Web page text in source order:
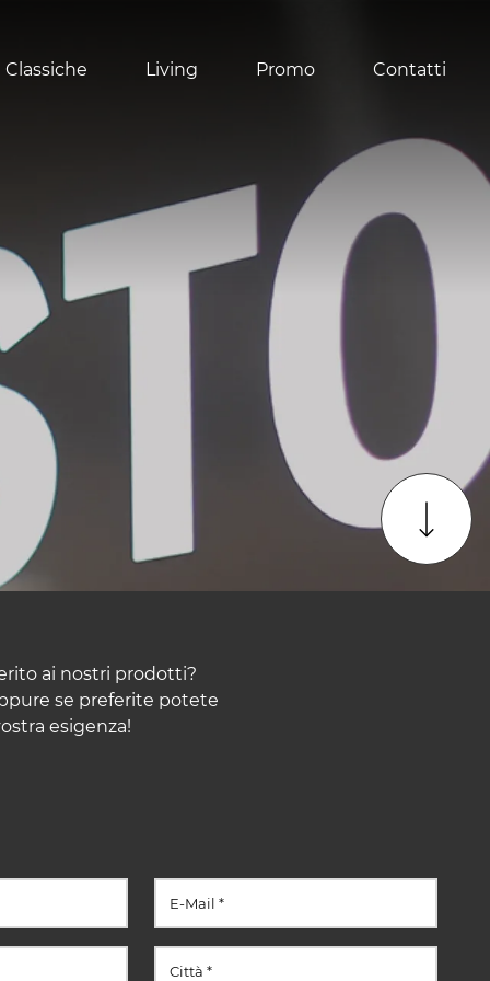
Living Promo Contatti
ai nostri prodotti?
se preferite potete
esigenza!